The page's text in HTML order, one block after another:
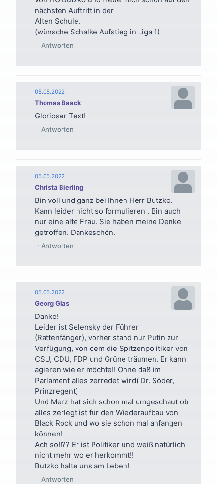
nächsten Auftritt in der
Alten Schule.
(wünsche Schalke Aufstieg in Liga 1)
Antworten
Thomas Baack
05.05.2022
Glorioser Text!
Antworten
Christa Bierling
05.05.2022
Bin voll und ganz bei Ihnen Herr Butzko.
Kann leider nicht so formulieren . Bin auch
nur eine alte Frau. Sie haben meine Denke
getroffen. Dankeschön.
Antworten
Georg Glas
05.05.2022
Danke!
Leider ist Selensky der Führer
(Rattenfänger), vorher stand nur Putin zur
Verfügung, von dem die Spitzenpolitiker von
CSU, CDU, FDP und Grüne träumen. Er kann
agieren wie er möchte!! Ohne daß im
Parlament alles zerredet wird( Dr. Söder,
Prinzregent)
Und Merz hat sich schon mal umgeschaut ob
alles zerlegt ist für den Wiederaufbau von
Black Rock und wo sie schon mal anfangen
können!
Ach so!!?? Er ist Politiker und weiß natürlich
nicht mehr wo er herkommt!!
Butzko halte uns am Leben!
Antworten